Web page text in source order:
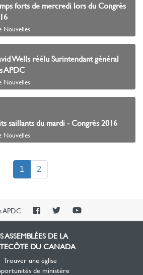
forts de mercredi lors du Congrès
Nouvelles
Wells réélu Surintendant général
APDC
Nouvelles
saillants du mardi - Congrès 2016
Nouvelles
1 (current)
2
APDC
PAOCPAOCPAOC
ASSEMBLÉES DE LA
DU CANADA
Trouver une église
de ministère